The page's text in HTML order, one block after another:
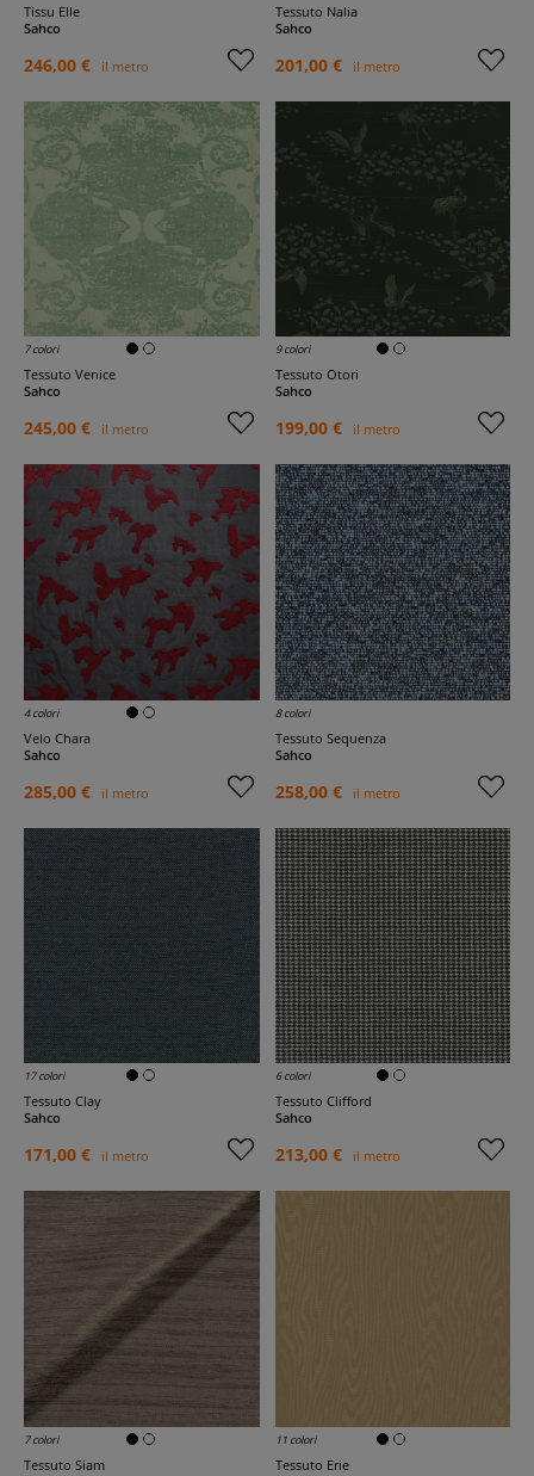
Tissu Elle
Sahco
246,00 € il metro
Tessuto Nalia
Sahco
201,00 € il metro
7 colori
Tessuto Venice
Sahco
245,00 € il metro
9 colori
Tessuto Otori
Sahco
199,00 € il metro
4 colori
Velo Chara
Sahco
285,00 € il metro
8 colori
Tessuto Sequenza
Sahco
258,00 € il metro
17 colori
Tessuto Clay
Sahco
171,00 € il metro
6 colori
Tessuto Clifford
Sahco
213,00 € il metro
7 colori
Tessuto Siam
11 colori
Tessuto Erie